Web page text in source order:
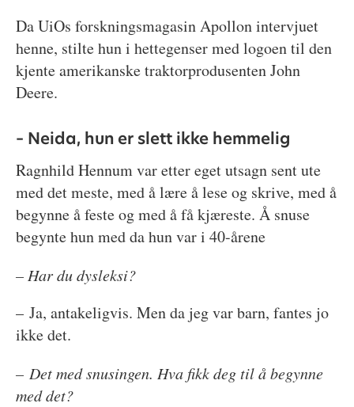
Da UiOs forskningsmagasin Apollon intervjuet
henne, stilte hun i hettegenser med logoen til den
kjente amerikanske traktorprodusenten John
Deere.
– Neida, hun er slett ikke hemmelig
Ragnhild Hennum var etter eget utsagn sent ute
med det meste, med å lære å lese og skrive, med å
begynne å feste og med å få kjæreste. Å snuse
begynte hun med da hun var i 40-årene
– Har du dysleksi?
– Ja, antakeligvis. Men da jeg var barn, fantes jo
ikke det.
– Det med snusingen. Hva fikk deg til å begynne
med det?